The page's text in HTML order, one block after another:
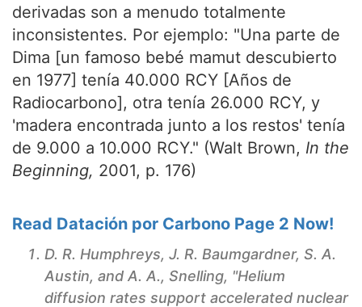
derivadas son a menudo totalmente
inconsistentes. Por ejemplo: "Una parte de
Dima [un famoso bebé mamut descubierto
en 1977] tenía 40.000 RCY [Años de
Radiocarbono], otra tenía 26.000 RCY, y
'madera encontrada junto a los restos' tenía
de 9.000 a 10.000 RCY." (Walt Brown, In the
Beginning, 2001, p. 176)
Read Datación por Carbono Page 2 Now!
D. R. Humphreys, J. R. Baumgardner, S. A.
Austin, and A. A., Snelling, "Helium
diffusion rates support accelerated nuclear